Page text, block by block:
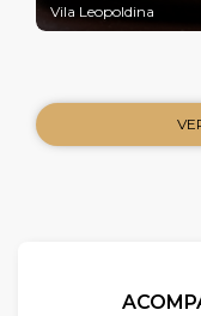
Vila Leopoldina